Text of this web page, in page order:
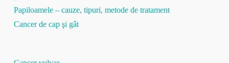
Papiloamele – cauze, tipuri, metode de tratament
Cancer de cap şi gât